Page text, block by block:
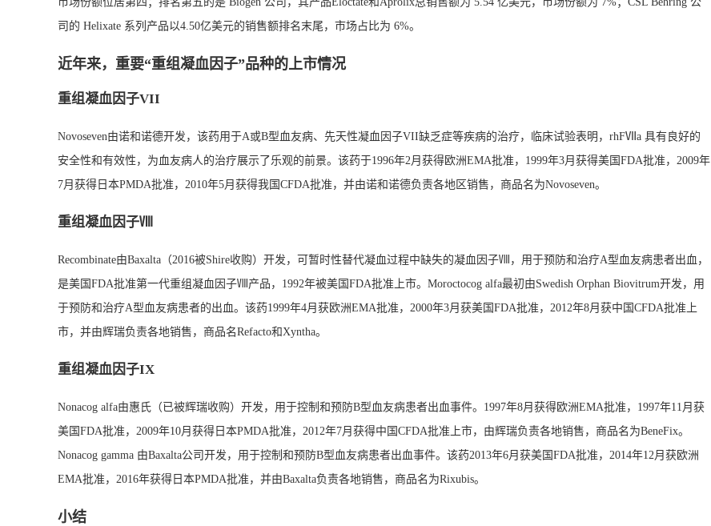
司的 Helixate 系列产品以4.50亿美元的销售额排名末尾，市场占比为 6%。
近年来，重要“重组凝血因子”品种的上市情况
重组凝血因子VII
Novoseven由诺和诺德开发，该药用于A或B型血友病、先天性凝血因子VII缺乏症等疾病的治疗，临床试验表明，rhFⅦa 具有良好的
安全性和有效性，为血友病人的治疗展示了乐观的前景。该药于1996年2月获得欧洲EMA批准，1999年3月获得美国FDA批准，2009年
7月获得日本PMDA批准，2010年5月获得我国CFDA批准，并由诺和诺德负责各地区销售，商品名为Novoseven。
重组凝血因子Ⅷ
Recombinate由Baxalta（2016被Shire收购）开发，可暂时性替代凝血过程中缺失的凝血因子Ⅷ，用于预防和治疗A型血友病患者出血，
是美国FDA批准第一代重组凝血因子Ⅷ产品，1992年被美国FDA批准上市。Moroctocog alfa最初由Swedish Orphan Biovitrum开发，用
于预防和治疗A型血友病患者的出血。该药1999年4月获欧洲EMA批准，2000年3月获美国FDA批准，2012年8月获中国CFDA批准上
市，并由辉瑞负责各地销售，商品名Refacto和Xyntha。
重组凝血因子IX
Nonacog alfa由惠氏（已被辉瑞收购）开发，用于控制和预防B型血友病患者出血事件。1997年8月获得欧洲EMA批准，1997年11月获
美国FDA批准，2009年10月获得日本PMDA批准，2012年7月获得中国CFDA批准上市，由辉瑞负责各地销售，商品名为BeneFix。
Nonacog gamma 由Baxalta公司开发，用于控制和预防B型血友病患者出血事件。该药2013年6月获美国FDA批准，2014年12月获欧洲
EMA批准，2016年获得日本PMDA批准，并由Baxalta负责各地销售，商品名为Rixubis。
小结